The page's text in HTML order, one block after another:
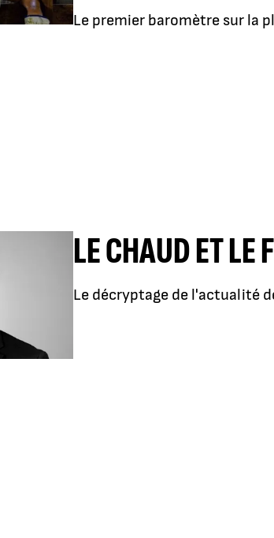
Le premier baromètre sur la
LE CHAUD ET LE
Le décryptage de l'actualité